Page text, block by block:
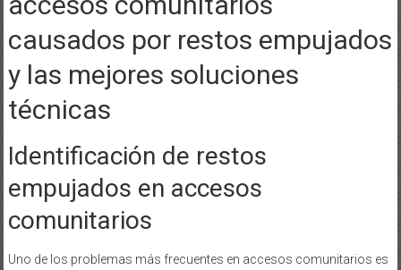
causados por restos empujados
y las mejores soluciones
técnicas
Identificación de restos
empujados en accesos
comunitarios
Uno de los problemas más frecuentes en accesos comunitarios es